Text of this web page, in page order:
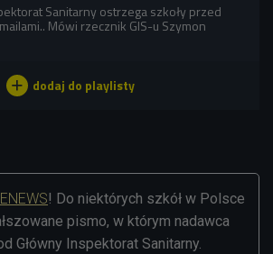
Sanitarny ostrzega szkoły przed
Mówi rzecznik GIS-u Szymon
! Do niektórych szkół w Polsce
pismo, w którym nadawca
Główny Inspektorat Sanitarny.